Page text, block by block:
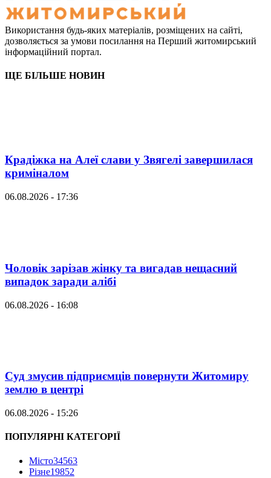
Використання будь-яких матеріалів, розміщених на сайті,
дозволяється за умови посилання на Перший житомирський
інформаційний портал.
ЩЕ БІЛЬШЕ НОВИН
Крадіжка на Алеї слави у Звягелі завершилася
криміналом
06.08.2026 - 17:36
Чоловік зарізав жінку та вигадав нещасний
випадок заради алібі
06.08.2026 - 16:08
Суд змусив підприємців повернути Житомиру
землю в центрі
06.08.2026 - 15:26
ПОПУЛЯРНІ КАТЕГОРІЇ
Місто34563
Різне19852